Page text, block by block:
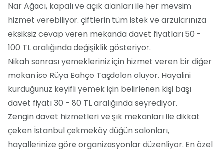
Nar Ağacı, kapalı ve açık alanları ile her mevsim
hizmet verebiliyor. çiftlerin tüm istek ve arzularınıza
eksiksiz cevap veren mekanda davet fiyatları 50 -
100 TL aralığında değişiklik gösteriyor.
Nikah sonrası yemekleriniz için hizmet veren bir diğer
mekan ise Rüya Bahçe Taşdelen oluyor. Hayalini
kurduğunuz keyifli yemek için belirlenen kişi başı
davet fiyatı 30 - 80 TL aralığında seyrediyor.
Zengin davet hizmetleri ve şık mekanları ile dikkat
çeken İstanbul çekmeköy düğün salonları,
hayallerinize göre organizasyonlar düzenliyor. En özel